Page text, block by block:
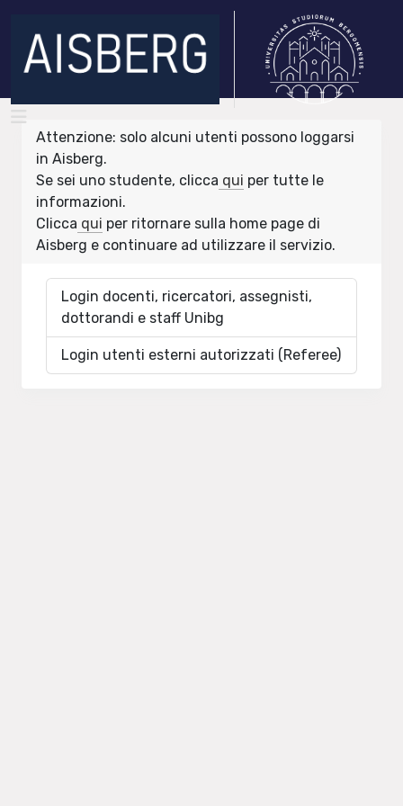
Attenzione: solo alcuni utenti possono loggarsi
in Aisberg.
Se sei uno studente, clicca qui per tutte le
informazioni.
Clicca qui per ritornare sulla home page di
Aisberg e continuare ad utilizzare il servizio.
Login docenti, ricercatori, assegnisti,
dottorandi e staff Unibg
Login utenti esterni autorizzati (Referee)